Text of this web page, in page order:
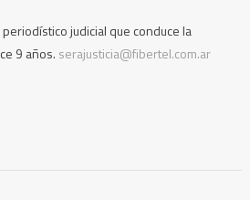
judicial que conduce la
9 años. serajusticia@fibertel.com.ar